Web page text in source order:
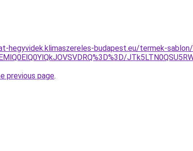
hegyvidek.klimaszereles-budapest.eu/termek-
previous page.